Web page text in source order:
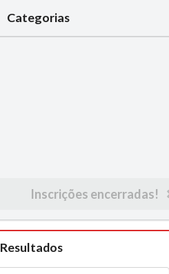
Categorias
Inscrições encerradas!
Resultados